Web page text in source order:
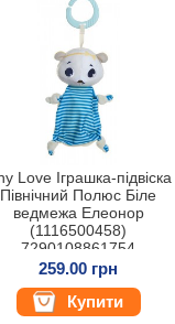
Love Іграшка-підвіска
Північний Полюс Біле
ведмежа Елеонор
(1116500458)
7290108861754
259.00 грн
Купити